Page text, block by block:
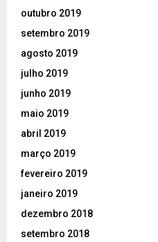
outubro 2019
setembro 2019
agosto 2019
julho 2019
junho 2019
maio 2019
abril 2019
março 2019
fevereiro 2019
janeiro 2019
dezembro 2018
setembro 2018